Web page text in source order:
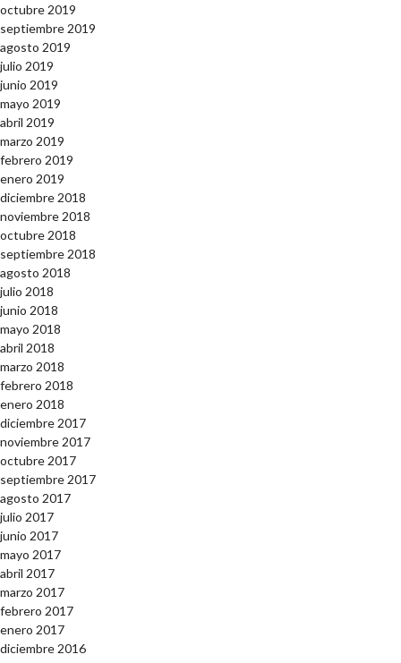
octubre 2019
septiembre 2019
agosto 2019
julio 2019
junio 2019
mayo 2019
abril 2019
marzo 2019
febrero 2019
enero 2019
diciembre 2018
noviembre 2018
octubre 2018
septiembre 2018
agosto 2018
julio 2018
junio 2018
mayo 2018
abril 2018
marzo 2018
febrero 2018
enero 2018
diciembre 2017
noviembre 2017
octubre 2017
septiembre 2017
agosto 2017
julio 2017
junio 2017
mayo 2017
abril 2017
marzo 2017
febrero 2017
enero 2017
diciembre 2016